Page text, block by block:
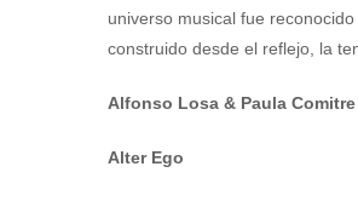
universo musical fue
construido desde el reflejo, la
Alfonso Losa & Paula Comitre
Alter Ego